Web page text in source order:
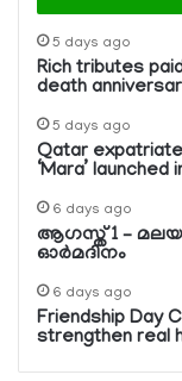
5 days ago
Rich tributes
death
5 days ago
Qatar expatriate
‘Mara’ launched
6 days ago
ആഗസ്ത് 1 –
ഓര്‍മദിനം
6 days ago
Friendship Day
strengthen real